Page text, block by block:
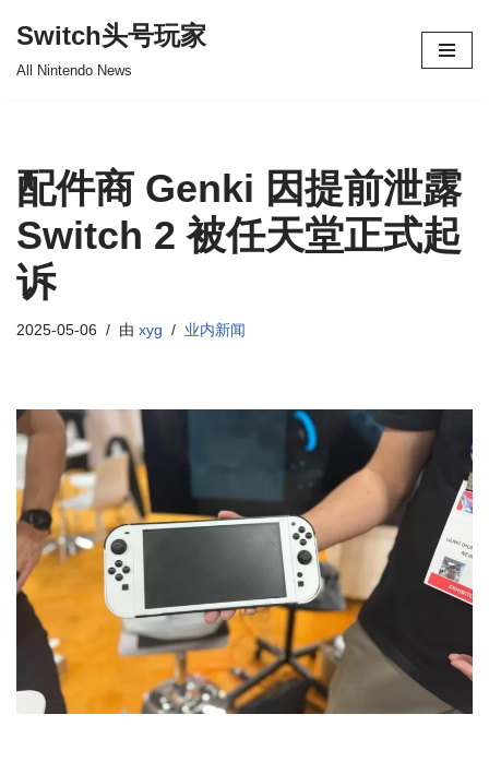
Switch头号玩家
All Nintendo News
配件商 Genki 因提前泄露
Switch 2 被任天堂正式起
诉
2025-05-06 由 xyg 业内新闻